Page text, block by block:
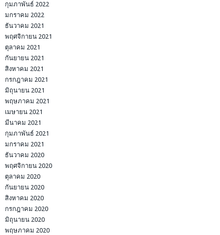
กุมภาพันธ์ 2022
มกราคม 2022
ธันวาคม 2021
พฤศจิกายน 2021
ตุลาคม 2021
กันยายน 2021
สิงหาคม 2021
กรกฎาคม 2021
มิถุนายน 2021
พฤษภาคม 2021
เมษายน 2021
มีนาคม 2021
กุมภาพันธ์ 2021
มกราคม 2021
ธันวาคม 2020
พฤศจิกายน 2020
ตุลาคม 2020
กันยายน 2020
สิงหาคม 2020
กรกฎาคม 2020
มิถุนายน 2020
พฤษภาคม 2020